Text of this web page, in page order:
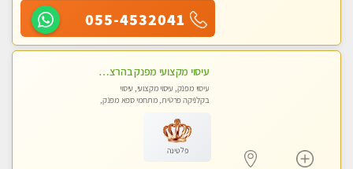
055-4532041
עיסוי מקצועי מפנק בהרצליה-מומלץ !!אירוח ברמה אחרת ...כולל שתיה חמה/קרה + בקבוק מים
עיסוי מפנק, עיסוי מקצועי, עיסוי
בקלניקה פרטית, מתחמי ספא מפנק,
פלטינה